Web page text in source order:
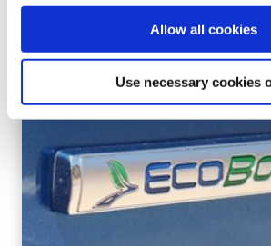
Allow all cookies
Use necessary cookies